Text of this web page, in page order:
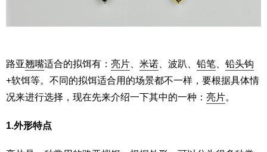
路亚翘嘴适合的拟饵有： 亮片 米诺 、波趴、 铅笔
铅头钩
+软饵等。不同的拟饵适合用的场景都不一样，要根据具体情
况来进行选择，现在先来介绍一下其中的一种： 亮片。
1.外形特点